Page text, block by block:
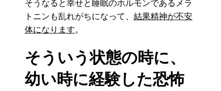
そうなると幸せと睡眠のホルモンであるメラ
トニンも乱れがちになって、 結果精神が不安
体になります。
そういう状態の時に、
幼い時に経験した恐怖